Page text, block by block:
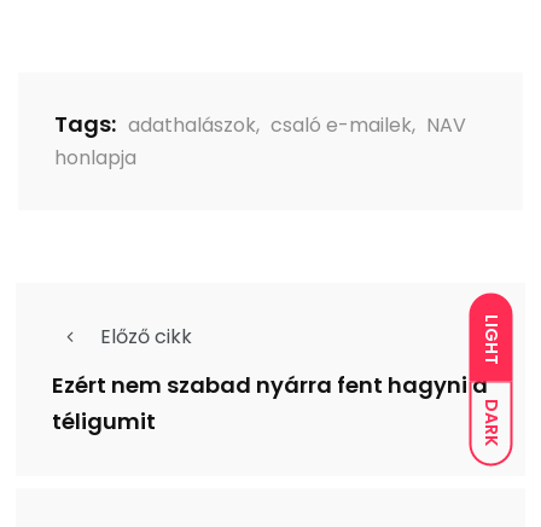
LIGHT
DARK
Tags: adathalászok, csaló e-mailek, NAV
honlapja
Előző cikk
Ezért nem szabad nyárra fent hagyni a
téligumit